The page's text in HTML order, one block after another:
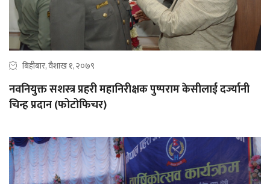
बिहीबार, वैशाख १, २०७९
नवनियुक्त सशस्त्र प्रहरी महानिरीक्षक पुष्पराम केसीलाई दर्ज्यानी
चिन्ह प्रदान (फोटोफिचर)